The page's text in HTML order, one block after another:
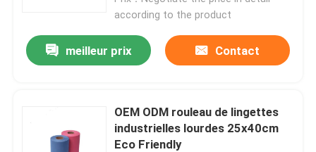
according to the product
meilleur prix Contact
OEM ODM rouleau de lingettes
industrielles lourdes 25x40cm
Eco Friendly